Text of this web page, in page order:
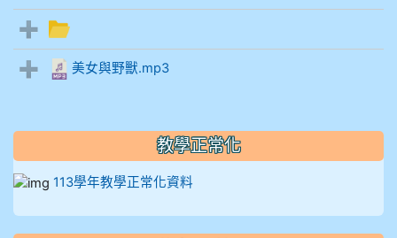
912彭子宸
914王苡澄美女與野獸.mp3
教學正常化
113學年教學正常化資料